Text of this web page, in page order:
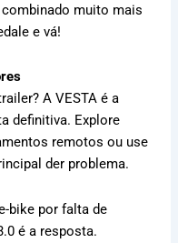
muito mais
e vá!
A VESTA é a
definitiva. Explore
remotos ou use
der problema.
bike por falta de
é a resposta.